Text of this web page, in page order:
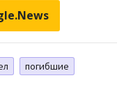
погибшие